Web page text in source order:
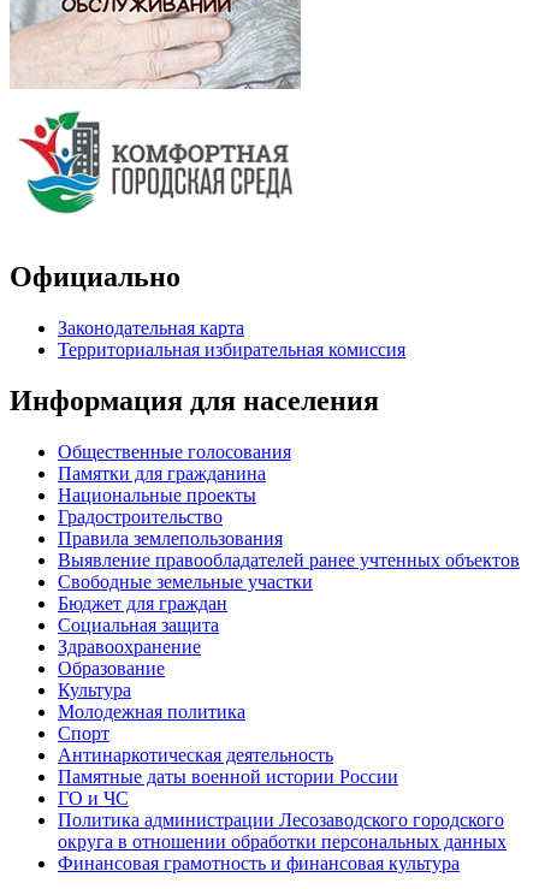
Официально
Законодательная карта
Территориальная избирательная комиссия
Информация для населения
Общественные голосования
Памятки для гражданина
Национальные проекты
Градостроительство
Правила землепользования
Выявление правообладателей ранее учтенных объектов
Свободные земельные участки
Бюджет для граждан
Социальная защита
Здравоохранение
Образование
Культура
Молодежная политика
Спорт
Антинаркотическая деятельность
Памятные даты военной истории России
ГО и ЧС
Политика администрации Лесозаводского городского
округа в отношении обработки персональных данных
Финансовая грамотность и финансовая культура